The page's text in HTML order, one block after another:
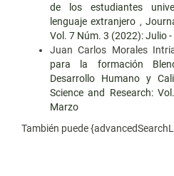
de los estudiantes
lenguaje extranjero ,
Vol. 7 Núm. 3 (2022): Julio
Juan Carlos Morales
para la formación
Desarrollo Humano y
Science and Research:
Marzo
También puede